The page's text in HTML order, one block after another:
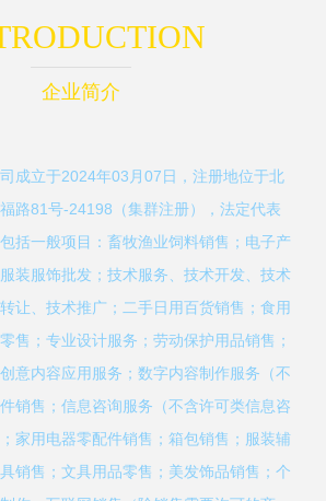
企业简介
成立于2024年03月07日，注册地位于北
路81号-24198（集群注册），法定代表
括一般项目：畜牧渔业饲料销售；电子产
装服饰批发；技术服务、技术开发、技术
让、技术推广；二手日用百货销售；食用
售；专业设计服务；劳动保护用品销售；
意内容应用服务；数字内容制作服务（不
销售；信息咨询服务（不含许可类信息咨
家用电器零配件销售；箱包销售；服装辅
销售；文具用品零售；美发饰品销售；个